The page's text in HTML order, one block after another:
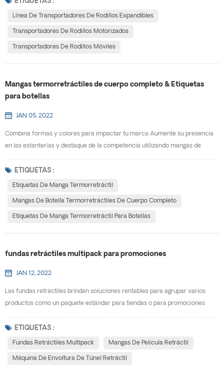
manual, están siendo muy duros. Entonces, ¿qué tipo de equipo puede
Línea De Transportadores De Rodillos Expandibles
Transportadores De Rodillos Motorizados
Transportadores De Rodillos Móviles
Mangas termorretráctiles de cuerpo completo & Etiquetas
para botellas
JAN 05, 2022
Combina formas y colores para impactar tu marca Aumente su presencia
en las estanterías y destaque de la competencia utilizando mangas de
cuerpo completo, maximizará el espacio que tiene para promover su marca
y hacer llegar su mensaje a los consumidores. Las etiquetas retráctiles se
ETIQUETAS :
Etiquetas De Manga Termorretráctil
Mangas De Botella Termorretráctiles De Cuerpo Completo
Etiquetas De Manga Termorretráctil Para Botellas
fundas retráctiles multipack para promociones
JAN 12, 2022
Las fundas retráctiles brindan soluciones rentables para agrupar varios
productos como un paquete estándar para tiendas o para promociones
ayudar a satisfacer las necesidades de nuestros clientes. Las fundas
retráctiles de paquetes múltiples permiten productos de varias formas y
ETIQUETAS :
Fundas Retráctiles Multipack Mangas De Película Retráctil
Máquina De Envoltura De Túnel Retráctil